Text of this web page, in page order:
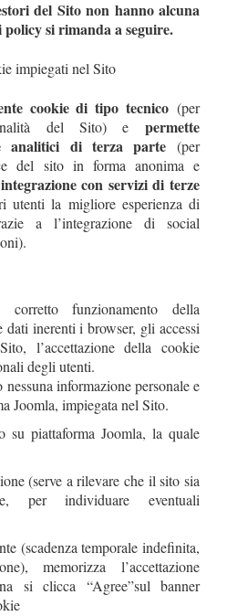
del Sito non hanno alcuna
si rimanda a seguire.
impiegati nel Sito
cookie di tipo tecnico (per
del Sito) e permette
analitici di terza parte(per
del sito in forma anonima e
con servizi di terze
utenti la migliore esperienza di
a l’integrazione di social
funzionamento della
dati inerenti i browser, gli accessi
l’accettazione della cookie
degli utenti.
informazione personale e
Joomla, impiegata nel Sito.
su piattaforma Joomla, la quale
(serve a rilevare che il sito sia
per individuare eventuali
(scadenza temporale indefinita,
memorizza l’accettazione
si clicca “Agree”sul banner